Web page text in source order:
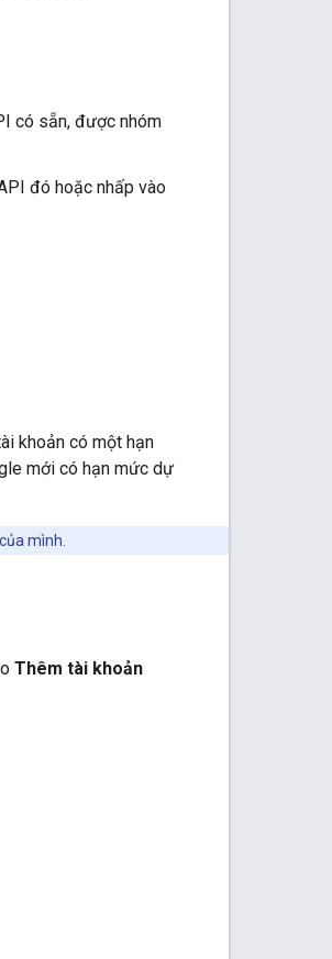
có sẵn, được nhóm
đó hoặc nhấp vào
khoản có một hạn
mới có hạn mức dự
mình.
Thêm tài khoản